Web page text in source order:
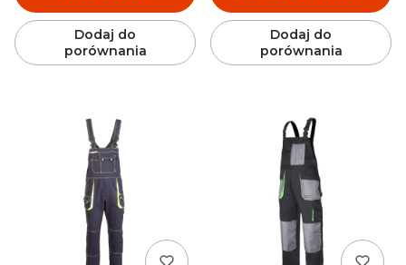
Dodaj do
porównania
Dodaj do
porównania